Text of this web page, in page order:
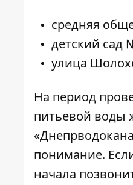
средняя
детский сад
улица
На период
питьевой воды
понимание.
начала